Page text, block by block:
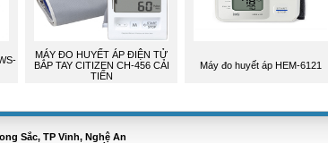
MÁY ĐO HUYẾT ÁP ĐIỆN TỬ
BẮP TAY CITIZEN CH-456 CẢI
TIẾN
Máy đo huyết áp HEM-6121
Sắc, TP Vinh, Nghệ An